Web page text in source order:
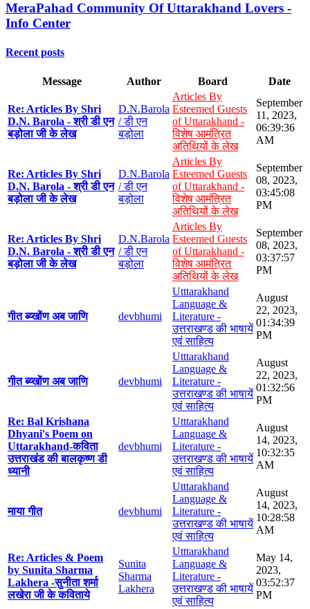
MeraPahad Community Of Uttarakhand Lovers -
Info Center
Recent posts
Message Author Board Date
Re: Articles By Shri
D.N. Barola - श्री डी एन
बड़ोला जी के लेख
D.N.Barola
/ डी एन
बड़ोला
Articles By
Esteemed Guests
of Uttarakhand -
विशेष आमंत्रित
अतिथियों के लेख
September
11, 2023,
06:39:36
AM
Re: Articles By Shri
D.N. Barola - श्री डी एन
बड़ोला जी के लेख
D.N.Barola
/ डी एन
बड़ोला
Articles By
Esteemed Guests
of Uttarakhand -
विशेष आमंत्रित
अतिथियों के लेख
September
08, 2023,
03:45:08
PM
Re: Articles By Shri
D.N. Barola - श्री डी एन
बड़ोला जी के लेख
D.N.Barola
/ डी एन
बड़ोला
Articles By
Esteemed Guests
of Uttarakhand -
विशेष आमंत्रित
अतिथियों के लेख
September
08, 2023,
03:37:57
PM
गीत ब्य्खोंण अब जाणि devbhumi
Utttarakhand
Language &
Literature -
उत्तराखण्ड की भाषायें
एवं साहित्य
August
22, 2023,
01:34:39
PM
गीत ब्य्खोंण अब जाणि devbhumi
Utttarakhand
Language &
Literature -
उत्तराखण्ड की भाषायें
एवं साहित्य
August
22, 2023,
01:32:56
PM
Re: Bal Krishana
Dhyani's Poem on
Uttarakhand-कविता
उत्तराखंड की बालकृष्ण डी
ध्यानी
devbhumi
Utttarakhand
Language &
Literature -
उत्तराखण्ड की भाषायें
एवं साहित्य
August
14, 2023,
10:32:35
AM
माया गीत devbhumi
Utttarakhand
Language &
Literature -
उत्तराखण्ड की भाषायें
एवं साहित्य
August
14, 2023,
10:28:58
AM
Re: Articles & Poem
by Sunita Sharma
Lakhera -सुनीता शर्मा
लखेरा जी के कविताये
Sunita
Sharma
Lakhera
Utttarakhand
Language &
Literature -
उत्तराखण्ड की भाषायें
एवं साहित्य
May 14,
2023,
03:52:37
PM